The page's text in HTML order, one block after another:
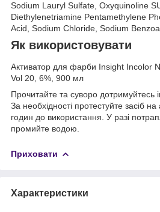
Sodium Lauryl Sulfate, Oxyquinoline
Diethylenetriamine Pentamethylene
Acid, Sodium Chloride, Sodium
Як використовувати
Активатор для фарби Insight Incolor
Vol 20, 6%, 900 мл
Прочитайте та суворо дотримуйтесь
За необхідності протестуйте засіб
годин до використання. У разі
промийте водою.
Приховати
Характеристики